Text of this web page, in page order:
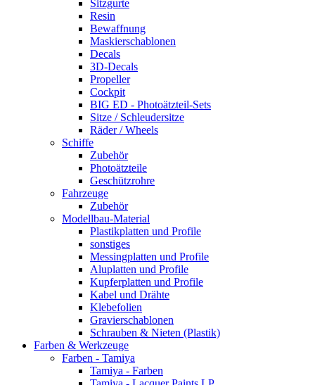
Sitzgurte
Resin
Bewaffnung
Maskierschablonen
Decals
3D-Decals
Propeller
Cockpit
BIG ED - Photoätzteil-Sets
Sitze / Schleudersitze
Räder / Wheels
Schiffe
Zubehör
Photoätzteile
Geschützrohre
Fahrzeuge
Zubehör
Modellbau-Material
Plastikplatten und Profile
sonstiges
Messingplatten und Profile
Aluplatten und Profile
Kupferplatten und Profile
Kabel und Drähte
Klebefolien
Gravierschablonen
Schrauben & Nieten (Plastik)
Farben & Werkzeuge
Farben - Tamiya
Tamiya - Farben